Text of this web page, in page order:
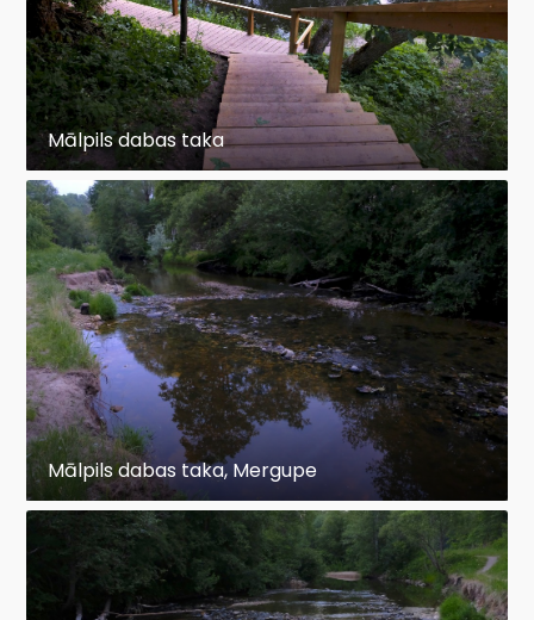
Mālpils dabas taka
Mālpils dabas taka, Mergupe